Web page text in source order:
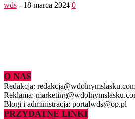
wds - 18 marca 2024 0
O NAS
Redakcja: redakcja@wdolnymslasku.com
Reklama:
Blogi i administracja: portalwds@op.pl
PRZYDATNE LINKI